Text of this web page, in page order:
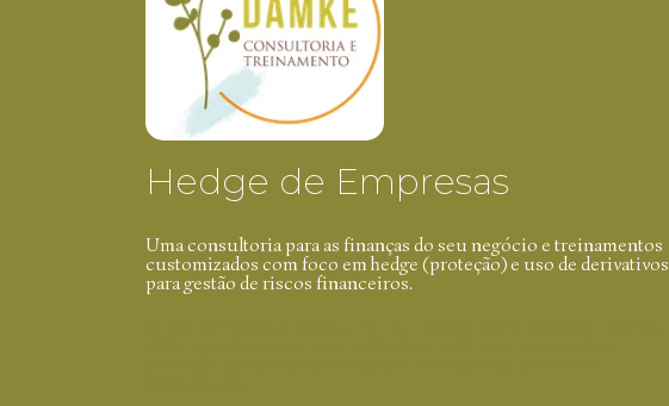
Hedge de Empresas
Uma consultoria para as finanças do seu negócio e treinamentos
customizados com foco em hedge (proteção) e uso de derivativos
para gestão de riscos financeiros.